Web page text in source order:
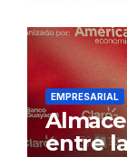
exige
Daule
EMPRESARIAL
entre